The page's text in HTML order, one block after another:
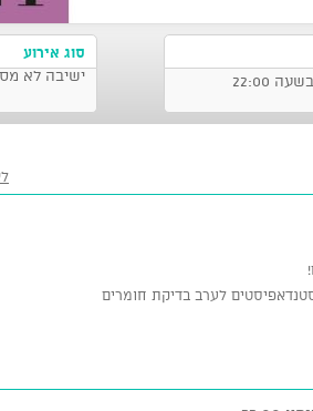
סוג אירוע
ישיבה לא
לערב בדיקת חומרים